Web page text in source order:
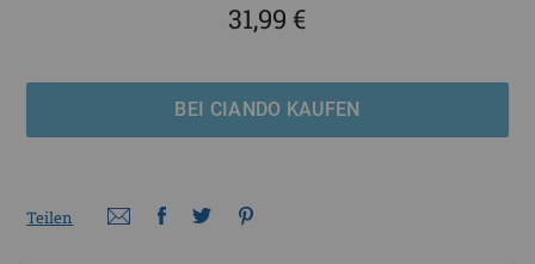
31,99 €
BEI CIANDO KAUFEN
Teilen